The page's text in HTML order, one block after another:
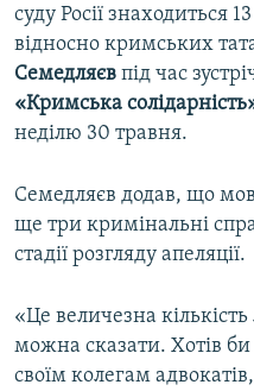
суду Росії знаходиться
відносно кримських
Семедляєв під час
«Кримська
неділю 30 травня.
Семедляєв додав, що
ще три кримінальні
стадії розгляду апеляції.
«Це величезна
можна сказати. Хотів
своїм колегам